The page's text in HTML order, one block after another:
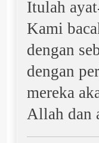
Itulah
Kami
dengan
dengan
mereka
Allah dan